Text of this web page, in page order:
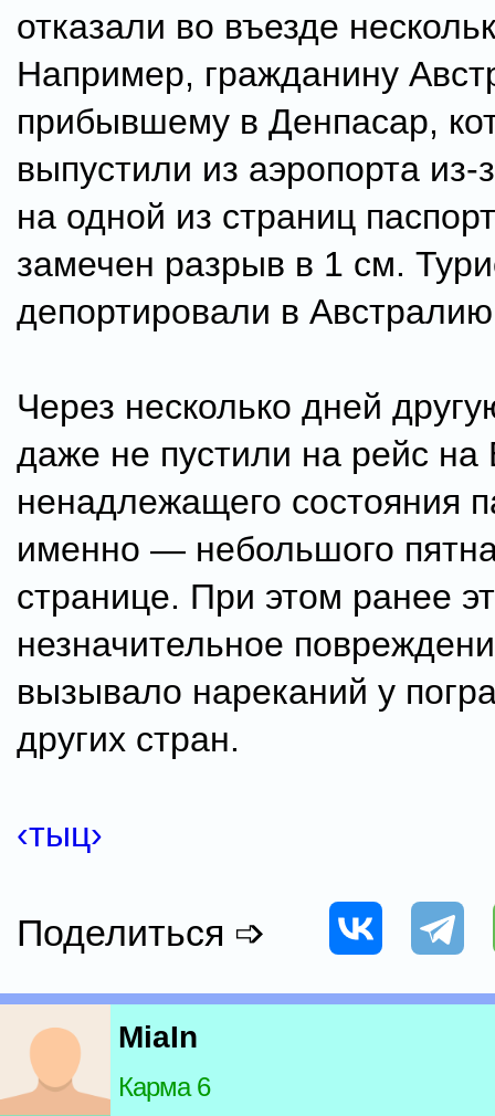
отказали во въезде
Например, гражданину
прибывшему в Денпасар,
выпустили из аэропорта из-
на одной из страниц
замечен разрыв в 1 см.
депортировали в
Через несколько дней
даже не пустили на рейс на
ненадлежащего состояния
именно — небольшого
странице. При этом ранее
незначительное
вызывало нареканий у
других стран.
‹тыц›
Поделиться ➩
MiaIn
Карма 6